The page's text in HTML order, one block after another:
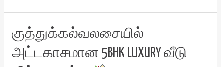
குத்துக்கல்வலசையில்
அட்டகாசமான 5BHK LUXURY வீடு